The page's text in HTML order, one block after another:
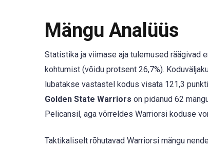
Mängu Analüüs
Statistika ja viimase aja tulemused räägivad
kohtumist (võidu protsent 26,7%).
lubatakse vastastel kodus visata 121,3
Golden State Warriors on pidanud 62
Pelicansil, aga võrreldes Warriorsi koduse
Taktikaliselt rõhutavad Warriorsi mängu